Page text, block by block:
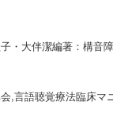
・大伴潔編著：構音
,言語聴覚療法臨床マ